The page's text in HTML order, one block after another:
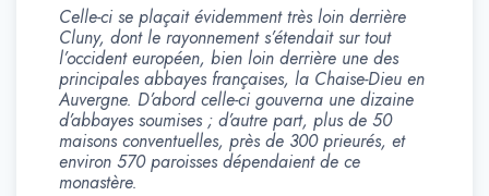
Celle-ci se plaçait évidemment très loin derrière
Cluny, dont le rayonnement s’étendait sur tout
l’occident européen, bien loin derrière une des
principales abbayes françaises, la Chaise-Dieu en
Auvergne. D’abord celle-ci gouverna une dizaine
d’abbayes soumises ; d’autre part, plus de 50
maisons conventuelles, près de 300 prieurés, et
environ 570 paroisses dépendaient de ce
monastère.